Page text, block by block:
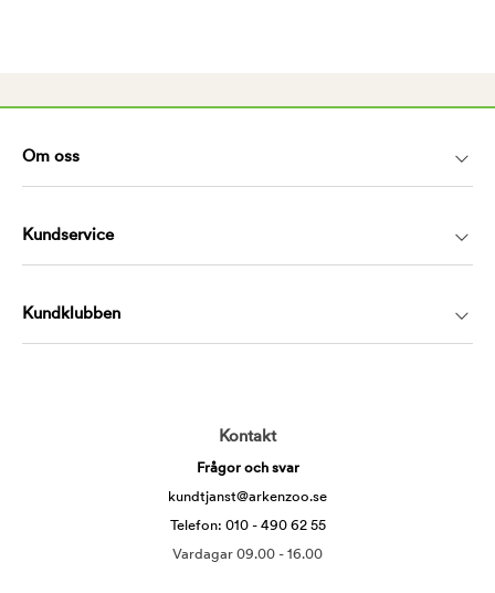
Om oss
Kundservice
Kundklubben
Kontakt
Frågor och svar
kundtjanst@arkenzoo.se
Telefon: 010 - 490 62 55
Vardagar 09.00 - 16.00